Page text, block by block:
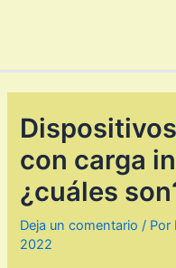
con carga
¿cuáles
Deja un comentario / Por
2022